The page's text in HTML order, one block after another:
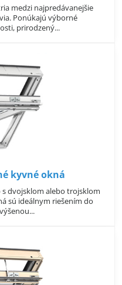
medzi najpredávanejšie
Ponúkajú výborné
prirodzený...
kyvné okná
dvojsklom alebo trojsklom
sú ideálnym riešením do